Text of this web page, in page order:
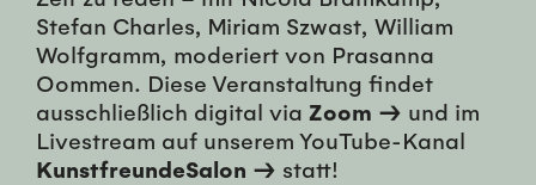
Stefan Charles, Miriam Szwast, William
Wolfgramm, moderiert von Prasanna
Oommen. Diese Veranstaltung findet
ausschließlich digital via Zoom → und im
Livestream auf unserem YouTube-Kanal
KunstfreundeSalon → statt!